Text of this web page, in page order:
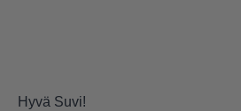
Hyvä Suvi!